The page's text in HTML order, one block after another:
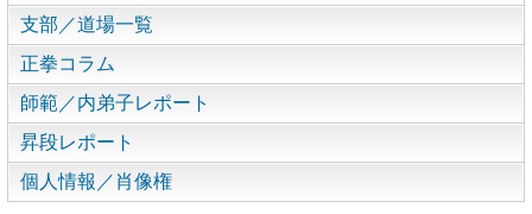
支部／道場一覧
正拳コラム
師範／内弟子レポート
昇段レポート
個人情報／肖像権